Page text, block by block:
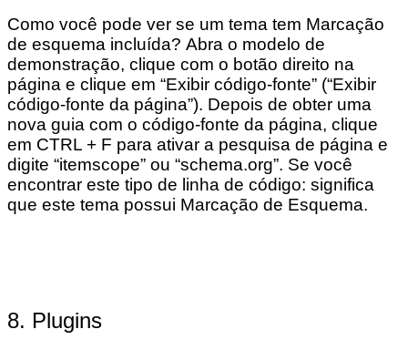
Como você pode ver se um tema tem Marcação
de esquema incluída? Abra o modelo de
demonstração, clique com o botão direito na
página e clique em “Exibir código-fonte” (“Exibir
código-fonte da página”). Depois de obter uma
nova guia com o código-fonte da página, clique
em CTRL + F para ativar a pesquisa de página e
digite “itemscope” ou “schema.org”. Se você
encontrar este tipo de linha de código: significa
que este tema possui Marcação de Esquema.
8. Plugins